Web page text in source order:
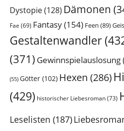
Dystopie(128) Dämonen
Fae (69) Fantasy(154) Feen (89)
Gestaltenwandler
(371) Gewinnspielauslosung
(55) Götter (102) Hexen (286)
(429) historischer Liebesroman(73)
Leselisten (187)